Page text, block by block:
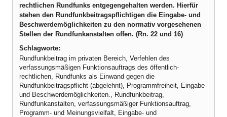
rechtlichen Rundfunks entgegengehalten werden. Hierfür
stehen den Rundfunkbeitragspflichtigen die Eingabe- und
Beschwerdemöglichkeiten zu den normativ vorgesehenen
Stellen der Rundfunkanstalten offen. (Rn. 22 und 16)
Schlagworte:
Rundfunkbeitrag im privaten Bereich, Verfehlen des
verfassungsmäßigen Funktionsauftrags des öffentlich-
rechtlichen, Rundfunks als Einwand gegen die
Rundfunkbeitragspflicht (abgelehnt), Programmfreiheit, Eingabe-
und Beschwerdemöglichkeiten., Rundfunkbeitrag,
Rundfunkanstalten, verfassungsmäßiger Funktionsauftrag,
Programm- und Meinungsvielfalt, Eingabe- und